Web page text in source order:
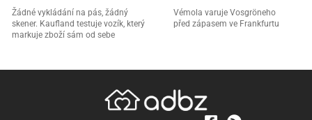
Žádné vykládání na pás, žádný
skener. Kaufland testuje vozík, který
markuje zboží sám od sebe
Vémola varuje Vosgröneho
před zápasem ve Frankfurtu